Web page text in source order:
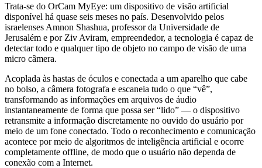
Trata-se do OrCam MyEye: um dispositivo de visão artificial
disponível há quase seis meses no país. Desenvolvido pelos
israelenses Amnon Shashua, professor da Universidade de
Jerusalém e por Ziv Aviram, empreendedor, a tecnologia é capaz de
detectar todo e qualquer tipo de objeto no campo de visão de uma
micro câmera.
Acoplada às hastas de óculos e conectada a um aparelho que cabe
no bolso, a câmera fotografa e escaneia tudo o que “vê”,
transformando as informações em arquivos de áudio
instantaneamente de forma que possa ser “lido” — o dispositivo
retransmite a informação discretamente no ouvido do usuário por
meio de um fone conectado. Todo o reconhecimento e comunicação
acontece por meio de algoritmos de inteligência artificial e ocorre
completamente offline, de modo que o usuário não dependa de
conexão com a Internet.